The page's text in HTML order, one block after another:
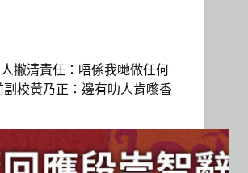
撇清責任：唔係我哋做任何
校黃乃正：邊有叻人肯嚟香